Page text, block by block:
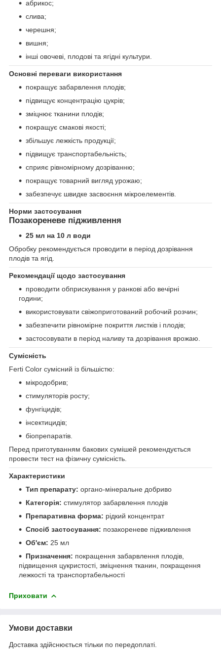
абрикос;
слива;
черешня;
вишня;
інші овочеві, плодові та ягідні культури.
Основні переваги використання
покращує забарвлення плодів;
підвищує концентрацію цукрів;
зміцнює тканини плодів;
покращує смакові якості;
збільшує лежкість продукції;
підвищує транспортабельність;
сприяє рівномірному дозріванню;
покращує товарний вигляд урожаю;
забезпечує швидке засвоєння мікроелементів.
Норми застосування
Позакореневе підживлення
25 мл на 10 л води
Обробку рекомендується проводити в період дозрівання
плодів та ягід.
Рекомендації щодо застосування
проводити обприскування у ранкові або вечірні
години;
використовувати свіжоприготований робочий розчин;
забезпечити рівномірне покриття листків і плодів;
застосовувати в період наливу та дозрівання врожаю.
Сумісність
Ferti Color сумісний із більшістю:
мікродобрив;
стимуляторів росту;
фунгіцидів;
інсектицидів;
біопрепаратів.
Перед приготуванням бакових сумішей рекомендується
провести тест на фізичну сумісність.
Характеристики
Тип препарату: органо-мінеральне добриво
Категорія: стимулятор забарвлення плодів
Препаративна форма: рідкий концентрат
Спосіб застосування: позакореневе підживлення
Об'єм: 25 мл
Призначення: покращення забарвлення плодів,
підвищення цукристості, зміцнення тканин, покращення
лежкості та транспортабельності
Приховати
Умови доставки
Доставка здійснюється тільки по передоплаті.